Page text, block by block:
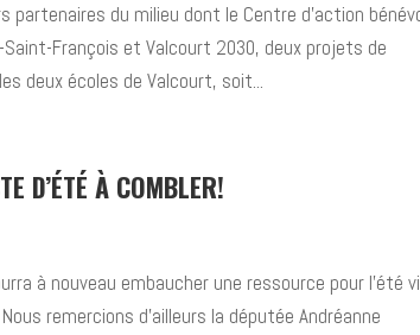
partenaires du milieu dont le Centre d’action
Saint-François et Valcourt 2030, deux projets de
deux écoles de Valcourt, soit...
D’ÉTÉ À COMBLER!
à nouveau embaucher une ressource pour l’été
remercions d’ailleurs la députée Andréanne